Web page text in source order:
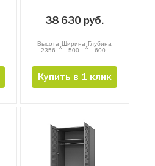
38 630 руб.
Высота
2356
xШирина
500
xГлубина
600
Купить в 1 клик